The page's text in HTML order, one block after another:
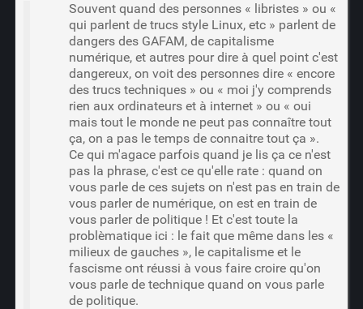
Souvent quand des personnes « libristes » ou «
qui parlent de trucs style Linux, etc » parlent de
dangers des GAFAM, de capitalisme
numérique, et autres pour dire à quel point c'est
dangereux, on voit des personnes dire « encore
des trucs techniques » ou « moi j'y comprends
rien aux ordinateurs et à internet » ou « oui
mais tout le monde ne peut pas connaître tout
ça, on a pas le temps de connaitre tout ça ».
Ce qui m'agace parfois quand je lis ça ce n'est
pas la phrase, c'est ce qu'elle rate : quand on
vous parle de ces sujets on n'est pas en train de
vous parler de numérique, on est en train de
vous parler de politique ! Et c'est toute la
problèmatique ici : le fait que même dans les «
milieux de gauches », le capitalisme et le
fascisme ont réussi à vous faire croire qu'on
vous parle de technique quand on vous parle
de politique.